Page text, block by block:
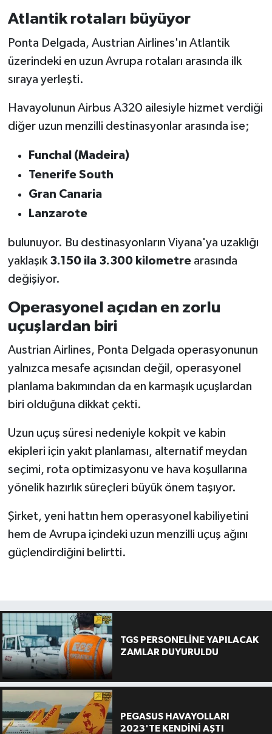
Atlantik rotaları büyüyor
Ponta Delgada, Austrian Airlines'ın Atlantik
üzerindeki en uzun Avrupa rotaları arasında ilk
sıraya yerleşti.
Havayolunun Airbus A320 ailesiyle hizmet verdiği
diğer uzun menzilli destinasyonlar arasında ise;
Funchal (Madeira)
Tenerife South
Gran Canaria
Lanzarote
bulunuyor. Bu destinasyonların Viyana'ya uzaklığı
yaklaşık 3.150 ila 3.300 kilometrearasında
değişiyor.
Operasyonel açıdan en zorlu
uçuşlardan biri
Austrian Airlines, Ponta Delgada operasyonunun
yalnızca mesafe açısından değil, operasyonel
planlama bakımından da en karmaşık uçuşlardan
biri olduğuna dikkat çekti.
Uzun uçuş süresi nedeniyle kokpit ve kabin
ekipleri için yakıt planlaması, alternatif meydan
seçimi, rota optimizasyonu ve hava koşullarına
yönelik hazırlık süreçleri büyük önem taşıyor.
Şirket, yeni hattın hem operasyonel kabiliyetini
hem de Avrupa içindeki uzun menzilli uçuş ağını
güçlendirdiğini belirtti.
TGS PERSONELİNE YAPILACAK
ZAMLAR DUYURULDU
PEGASUS HAVAYOLLARI
2023'TE KENDİNİ AŞTI